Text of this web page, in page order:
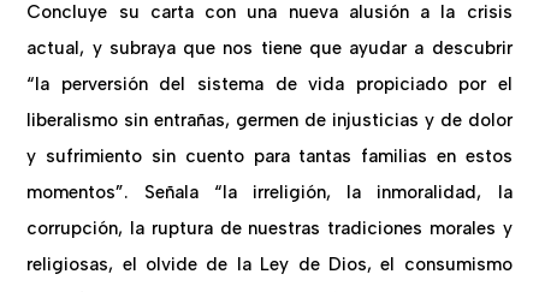
Concluye su carta con una nueva alusión a la crisis
actual, y subraya que nos tiene que ayudar a descubrir
“la perversión del sistema de vida propiciado por el
liberalismo sin entrañas, germen de injusticias y de dolor
y sufrimiento sin cuento para tantas familias en estos
momentos”. Señala “la irreligión, la inmoralidad, la
corrupción, la ruptura de nuestras tradiciones morales y
religiosas, el olvide de la Ley de Dios, el consumismo